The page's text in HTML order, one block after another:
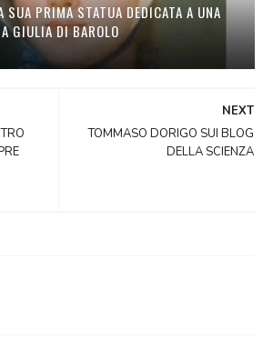
SUA PRIMA STATUA DEDICATA A UNA
GIULIA DI BAROLO
NEXT
TOMMASO DORIGO SUI BLOG
DELLA SCIENZA